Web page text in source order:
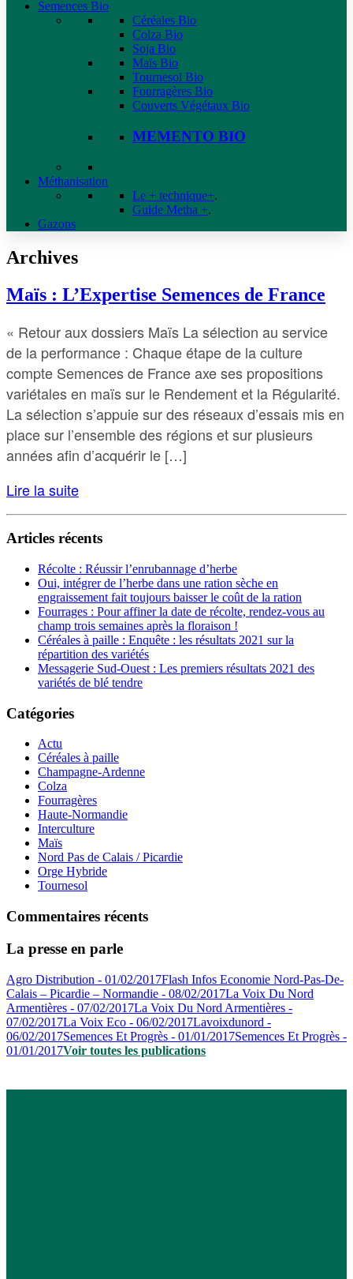
Semences Bio
Céréales Bio
Colza Bio
Soja Bio
Maïs Bio
Tournesol Bio
Fourragères Bio
Couverts Végétaux Bio
MEMENTO BIO
Méthanisation
Le + technique+.
Guide Metha +.
Gazons
Archives
Maïs : L’Expertise Semences de France
« Retour aux dossiers Maïs La sélection au service
de la performance : Chaque étape de la culture
compte Semences de France axe ses propositions
variétales en maïs sur le Rendement et la Régularité.
La sélection s’appuie sur des réseaux d’essais mis en
place sur l’ensemble des régions et sur plusieurs
années afin d’acquérir le […]
Lire la suite
Articles récents
Récolte : Réussir l’enrubannage d’herbe
Oui, intégrer de l’herbe dans une ration sèche en
engraissement fait toujours baisser le coût de la ration
Fourrages : Pour affiner la date de récolte, rendez-vous au
champ trois semaines après la floraison !
Céréales à paille : Enquête : les résultats 2021 sur la
répartition des variétés
Messagerie Sud-Ouest : Les premiers résultats 2021 des
variétés de blé tendre
Catégories
Actu
Céréales à paille
Champagne-Ardenne
Colza
Fourragères
Haute-Normandie
Interculture
Maïs
Nord Pas de Calais / Picardie
Orge Hybride
Tournesol
Commentaires récents
La presse en parle
Agro Distribution - 01/02/2017Flash Infos Economie Nord-Pas-De-
Calais – Picardie – Normandie - 08/02/2017La Voix Du Nord
Armentières - 07/02/2017La Voix Du Nord Armentières -
07/02/2017La Voix Eco - 06/02/2017Lavoixdunord -
06/02/2017Semences Et Progrès - 01/01/2017Semences Et Progrès -
01/01/2017Voir toutes les publications